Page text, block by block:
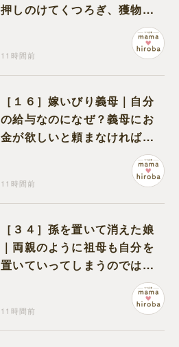
押しのけてくつろぎ、獲物に
も物怖じしない鋼のハート
11時間前
［１６］嫁いびり義母｜自分
の給与なのになぜ？義母にお
金が欲しいと頼まなければな
11時間前
［３４］孫を置いて消えた娘
｜両親のように祖母も自分を
置いていってしまうのでは？
と怯えて泣く孫に心が痛む
11時間前